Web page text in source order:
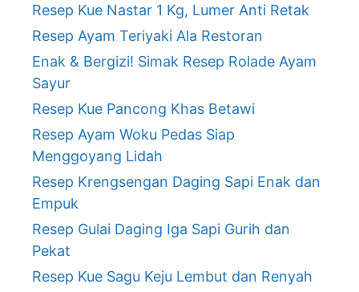
Resep Kue Nastar 1 Kg, Lumer Anti Retak
Resep Ayam Teriyaki Ala Restoran
Enak & Bergizi! Simak Resep Rolade Ayam
Sayur
Resep Kue Pancong Khas Betawi
Resep Ayam Woku Pedas Siap
Menggoyang Lidah
Resep Krengsengan Daging Sapi Enak dan
Empuk
Resep Gulai Daging Iga Sapi Gurih dan
Pekat
Resep Kue Sagu Keju Lembut dan Renyah